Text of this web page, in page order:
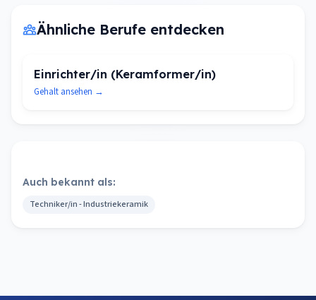
Ähnliche Berufe entdecken
Einrichter/in (Keramformer/in)
Gehalt ansehen →
Auch bekannt als:
Techniker/in - Industriekeramik